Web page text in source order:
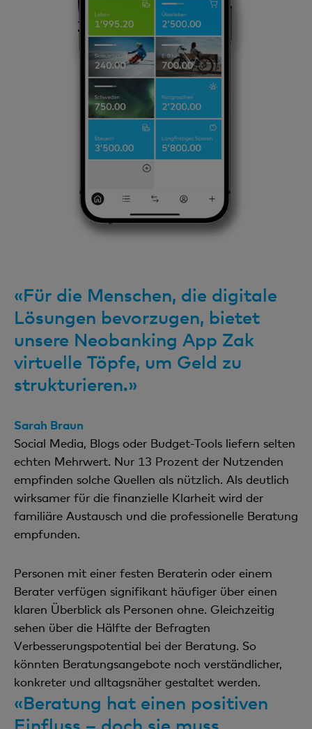
«Für die Menschen, die digitale
Lösungen bevorzugen, bietet
unsere Neobanking App Zak
virtuelle Töpfe, um Geld zu
strukturieren.»
Sarah Braun
Social Media, Blogs oder Budget-Tools liefern selten
echten Mehrwert. Nur 13 Prozent der Nutzenden
empfinden solche Quellen als nützlich. Als deutlich
wirksamer für die finanzielle Klarheit wird der
familiäre Austausch und die professionelle Beratung
empfunden.
Personen mit einer festen Beraterin oder einem
Berater verfügen signifikant häufiger über einen
klaren Überblick als Personen ohne. Gleichzeitig
sehen über die Hälfte der Befragten
Verbesserungspotential bei der Beratung. So
könnten Beratungsangebote noch verständlicher,
konkreter und alltagsnäher gestaltet werden.
«Beratung hat einen positiven